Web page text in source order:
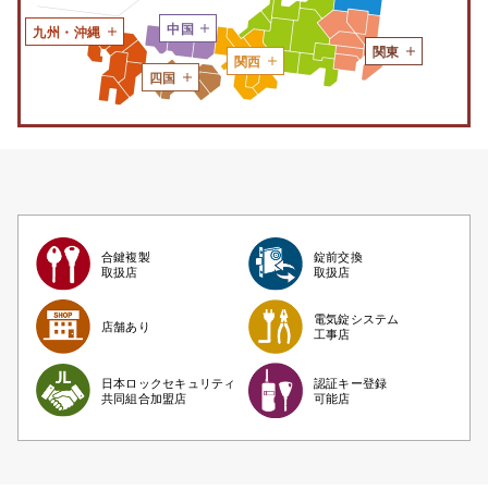
関東
関西
中国
四国
九州・沖縄
合鍵複製
取扱店
錠前交換
取扱店
店舗あり
電気錠システム
工事店
日本ロックセキュリティ
共同組合加盟店
認証キー登録
可能店